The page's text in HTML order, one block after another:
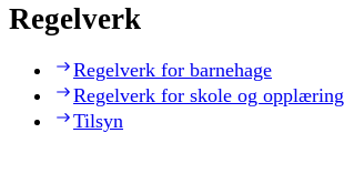
Regelverk
Regelverk for barnehage
Regelverk for skole og opplæring
Tilsyn